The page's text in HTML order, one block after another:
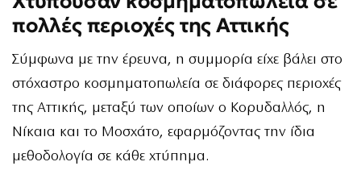
πολλές περιοχές της Αττικής
Σύμφωνα με την έρευνα, η συμμορία είχε βάλει στο
στόχαστρο κοσμηματοπωλεία σε διάφορες περιοχές
της Αττικής, μεταξύ των οποίων ο Κορυδαλλός, η
Νίκαια και το Μοσχάτο, εφαρμόζοντας την ίδια
μεθοδολογία σε κάθε χτύπημα.